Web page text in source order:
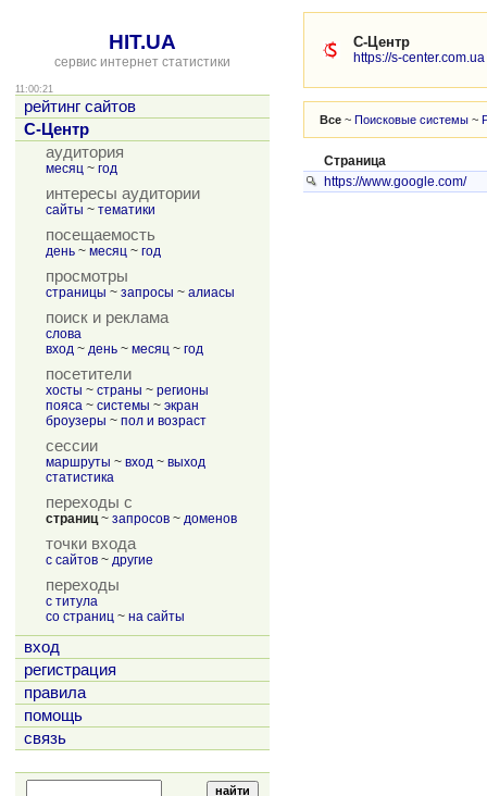
HIT.UA
сервис интернет статистики
11:00:21
рейтинг сайтов
С-Центр
аудитория
месяц ~ год
интересы аудитории
сайты ~ тематики
посещаемость
день ~ месяц ~ год
просмотры
страницы ~ запросы ~ алиасы
поиск и реклама
слова
вход ~ день ~ месяц ~ год
посетители
хосты ~ страны ~ регионы
пояса ~ системы ~ экран
броузеры ~ пол и возраст
сессии
маршруты ~ вход ~ выход
статистика
переходы с
страниц~ запросов ~ доменов
точки входа
с сайтов ~ другие
переходы
с титула
со страниц ~ на сайты
вход
регистрация
правила
помощь
связь
С-Центр
https://s-center.com.ua
Все ~ Поисковые системы ~
Страница
https://www.google.com/